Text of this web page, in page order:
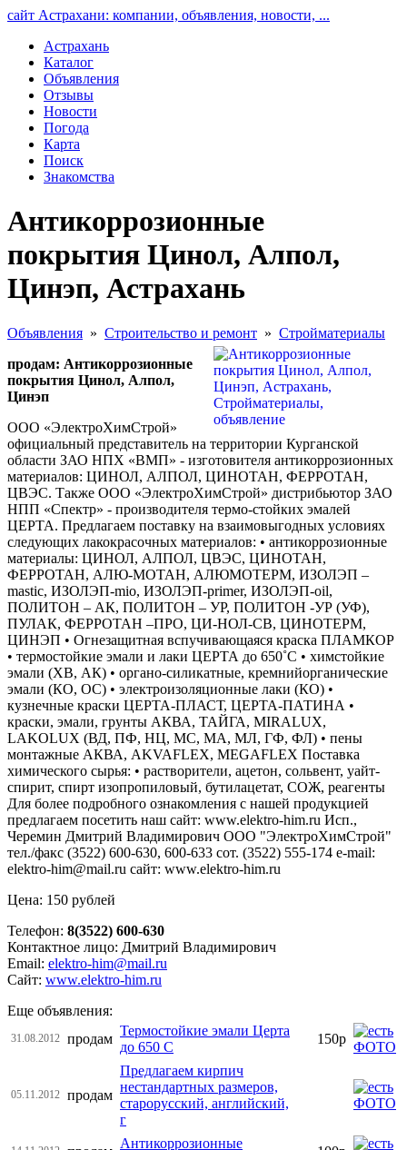
сайт Астрахани: компании, объявления, новости, ...
Астрахань
Каталог
Объявления
Отзывы
Новости
Погода
Карта
Поиск
Знакомства
Антикоррозионные
покрытия Цинол, Алпол,
Цинэп, Астрахань
Объявления » Строительство и ремонт » Стройматериалы
продам: Антикоррозионные
покрытия Цинол, Алпол,
Цинэп
ООО «ЭлектроХимСтрой»
официальный представитель на территории Курганской
области ЗАО НПХ «ВМП» - изготовителя антикоррозионных
материалов: ЦИНОЛ, АЛПОЛ, ЦИНОТАН, ФЕРРОТАН,
ЦВЭС. Также ООО «ЭлектроХимСтрой» дистрибьютор ЗАО
НПП «Спектр» - производителя термо-стойких эмалей
ЦЕРТА. Предлагаем поставку на взаимовыгодных условиях
следующих лакокрасочных материалов: • антикоррозионные
материалы: ЦИНОЛ, АЛПОЛ, ЦВЭС, ЦИНОТАН,
ФЕРРОТАН, АЛЮ-МОТАН, АЛЮМОТЕРМ, ИЗОЛЭП –
mastic, ИЗОЛЭП-mio, ИЗОЛЭП-primer, ИЗОЛЭП-oil,
ПОЛИТОН – АК, ПОЛИТОН – УР, ПОЛИТОН -УР (УФ),
ПУЛАК, ФЕРРОТАН –ПРО, ЦИ-НОЛ-СВ, ЦИНОТЕРМ,
ЦИНЭП • Огнезащитная вспучивающаяся краска ПЛАМКОР
• термостойкие эмали и лаки ЦЕРТА до 650˚С • химстойкие
эмали (ХВ, АК) • органо-силикатные, кремнийорганические
эмали (КО, ОС) • электроизоляционные лаки (КО) •
кузнечные краски ЦЕРТА-ПЛАСТ, ЦЕРТА-ПАТИНА •
краски, эмали, грунты АКВА, ТАЙГА, MIRALUX,
LAKOLUX (ВД, ПФ, НЦ, МС, МА, МЛ, ГФ, ФЛ) • пены
монтажные АКВА, AKVAFLEX, MEGAFLEX Поставка
химического сырья: • растворители, ацетон, сольвент, уайт-
спирит, спирт изопропиловый, бутилацетат, СОЖ, реагенты
Для более подробного ознакомления с нашей продукцией
предлагаем посетить наш сайт: www.elektro-him.ru Исп.,
Черемин Дмитрий Владимирович ООО "ЭлектроХимСтрой"
тел./факс (3522) 600-630, 600-633 сот. (3522) 555-174 e-mail:
elektro-him@mail.ru сайт: www.elektro-him.ru
Цена: 150 рублей
Телефон: 8(3522) 600-630
Контактное лицо: Дмитрий Владимирович
Email: elektro-him@mail.ru
Сайт: www.elektro-him.ru
Еще объявления:
31.08.2012 продам
Термостойкие эмали Церта
до 650 С
150р
05.11.2012 продам
Предлагаем кирпич
нестандартных размеров,
старорусский, английский,
г
Антикоррозионные